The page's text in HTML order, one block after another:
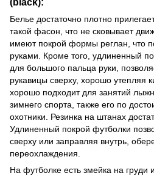
Белье достаточно плотно
такой фасон, что не сковывает
имеют покрой формы реглан, что
руками. Кроме того, удлиненный
для большого пальца руки,
рукавицы сверху, хорошо утепляя
хорошо подходит для занятий
зимнего спорта, также его по
охотники. Резинка на штанах
Удлиненный покрой футболки
сверху или заправляя внутрь,
переохлаждения.
На футболке есть змейка на